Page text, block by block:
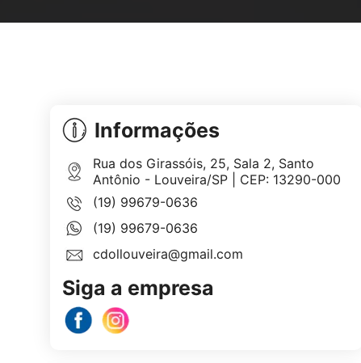
Informações
Rua dos Girassóis, 25, Sala 2, Santo
Antônio - Louveira/SP | CEP: 13290-000
(19) 99679-0636
(19) 99679-0636
cdollouveira@gmail.com
Siga a empresa